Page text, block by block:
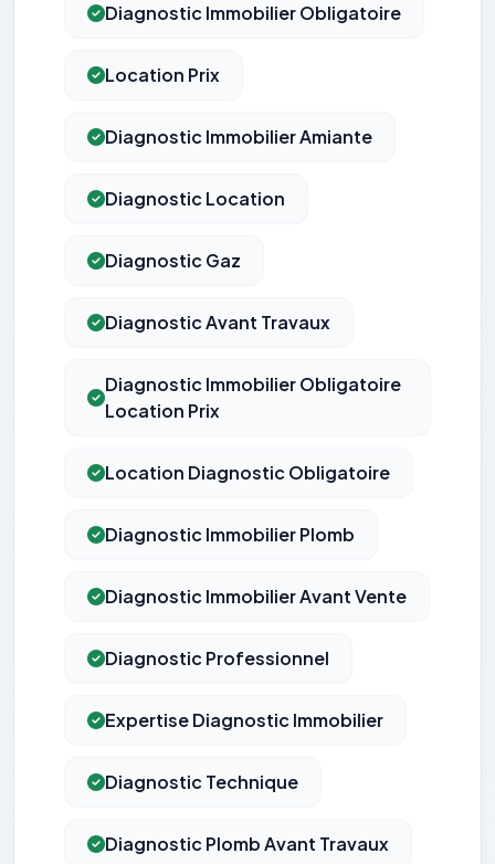
Diagnostic Immobilier Obligatoire
Location Prix
Diagnostic Immobilier Amiante
Diagnostic Location
Diagnostic Gaz
Diagnostic Avant Travaux
Diagnostic Immobilier Obligatoire
Location Prix
Location Diagnostic Obligatoire
Diagnostic Immobilier Plomb
Diagnostic Immobilier Avant Vente
Diagnostic Professionnel
Expertise Diagnostic Immobilier
Diagnostic Technique
Diagnostic Plomb Avant Travaux